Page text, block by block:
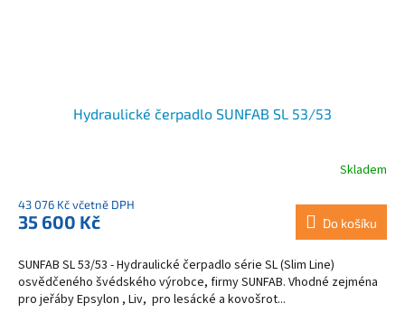
Hydraulické čerpadlo SUNFAB SL 53/53
Skladem
43 076 Kč včetně DPH
35 600 Kč Do košíku
SUNFAB SL 53/53 - Hydraulické čerpadlo série SL (Slim Line)
osvědčeného švédského výrobce, firmy SUNFAB. Vhodné zejména
pro jeřáby Epsylon , Liv, pro lesácké a kovošrot...